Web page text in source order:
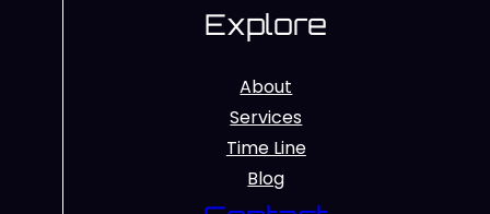
Explore
About
Services
Time Line
Blog